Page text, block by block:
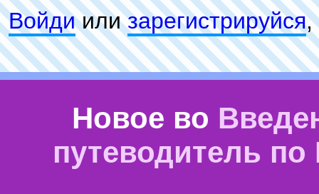
Войдиилизарeгиcтpируйся,
Новое во
путеводитель